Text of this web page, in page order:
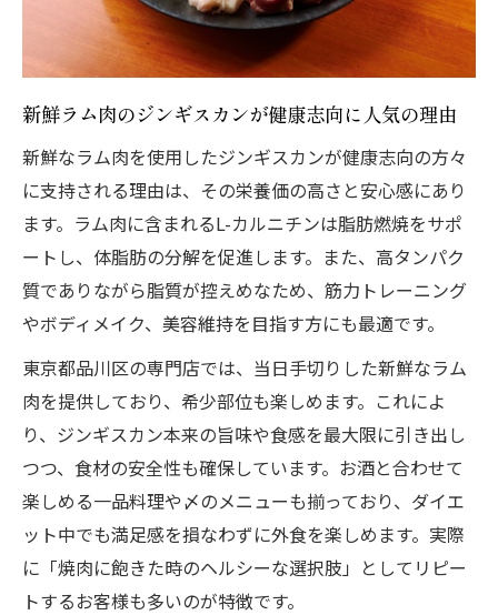
践
家族や仲間と楽しむジンギスカンの新定番
め
シーン別ジンギスカン活用で食事がもっと
豊かに
ジンギスカンで食卓を囲む楽しさの魅力発
見
希少部位も豊富なジンギスカンの健康的な食べ
ジンギスカンで味わう希少部位の美味しさ
と健康効果
ラム肉の希少部位も楽しめるジンギスカン
の魅力
ジンギスカンの健康的な食べ方と部位の選
び方
希少部位ジンギスカンで栄養バランスを意
新鮮ラム肉のジンギスカンが健康志向に人気の理由
新鮮なラム肉を使用したジンギスカンが健康志向の方々
に支持される理由は、その栄養価の高さと安心感にあり
ます。ラム肉に含まれるL-カルニチンは脂肪燃焼をサポ
ートし、体脂肪の分解を促進します。また、高タンパク
質でありながら脂質が控えめなため、筋力トレーニング
やボディメイク、美容維持を目指す方にも最適です。
東京都品川区の専門店では、当日手切りした新鮮なラム
肉を提供しており、希少部位も楽しめます。これによ
り、ジンギスカン本来の旨味や食感を最大限に引き出し
つつ、食材の安全性も確保しています。お酒と合わせて
楽しめる一品料理や〆のメニューも揃っており、ダイエ
ット中でも満足感を損なわずに外食を楽しめます。実際
に「焼肉に飽きた時のヘルシーな選択肢」としてリピー
トするお客様も多いのが特徴です。